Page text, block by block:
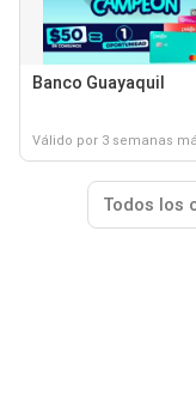
Banco Guayaquil
Válido por 3 semanas
Todos los